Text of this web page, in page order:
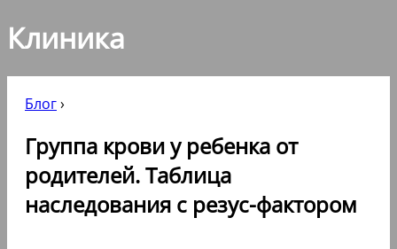
Клиника
Блог›
Группа крови у ребенка от
родителей. Таблица
наследования с резус-фактором